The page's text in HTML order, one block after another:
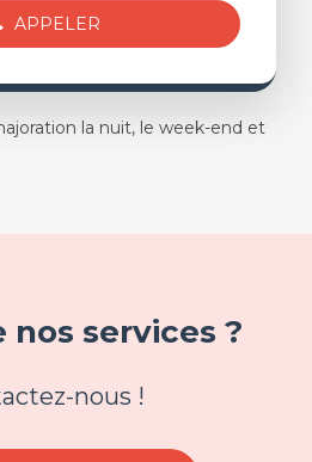
APPELER
la nuit, le week-end et
nos services ?
nous !